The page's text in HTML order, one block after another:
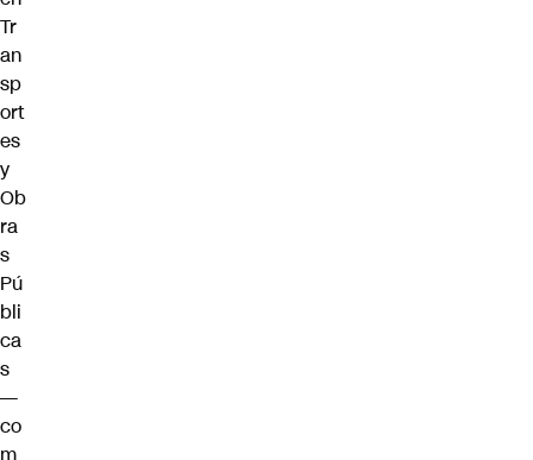
Tr
an
sp
ort
es
y
Ob
ra
s
Pú
bli
ca
s
—
co
m